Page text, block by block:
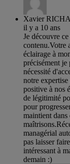
Xavier
il y a 10 ans
Je découvre
contenu.Votre
éclairage à
précisément je
nécessité
notre
positive à nos
de légitimité
pour
maintient dans
managérial
pas laisser
intéressant à
demain :)